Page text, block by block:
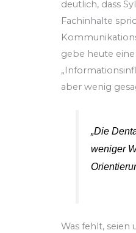
deutlich, dass
Fachinhalte
gebe heute
aber wenig
„Die
weniger
Was fehlt,